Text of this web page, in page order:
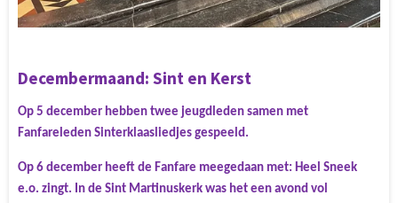
Decembermaand: Sint en Kerst
Op 5 december hebben twee jeugdleden samen met
Fanfareleden Sinterklaasliedjes gespeeld.
Op 6 december heeft de Fanfare meegedaan met: Heel Sneek
e.o. zingt. In de Sint Martinuskerk was het een avond vol